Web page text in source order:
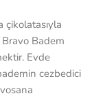
Badem
Evde
cezbedici